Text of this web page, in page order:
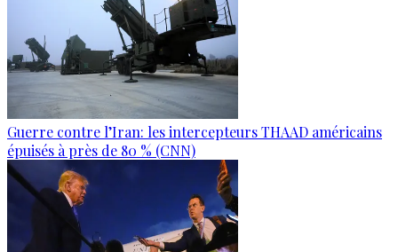
Guerre contre l’Iran: les intercepteurs THAAD américains
épuisés à près de 80 % (CNN)